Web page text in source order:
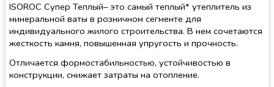
ISOROC Супер Теплый– это самый теплый* утеплитель из
минеральной ваты в розничном сегменте для
индивидуального жилого строительства. В нем сочетаются
жесткость камня, повышенная упругость и прочность.
Отличается формостабильностью, устойчивостью в
конструкции, снижает затраты на отопление.